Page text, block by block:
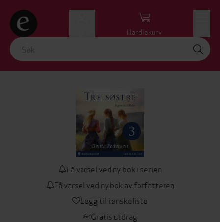
Handlekurv
Få varsel ved ny bok i serien
Få varsel ved ny bok av forfatteren
Legg til i ønskeliste
Gratis utdrag